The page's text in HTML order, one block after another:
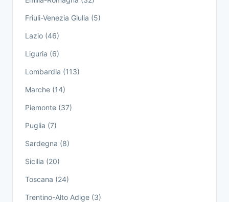
Friuli-Venezia Giulia (5)
Lazio (46)
Liguria (6)
Lombardia (113)
Marche (14)
Piemonte (37)
Puglia (7)
Sardegna (8)
Sicilia (20)
Toscana (24)
Trentino-Alto Adige (3)